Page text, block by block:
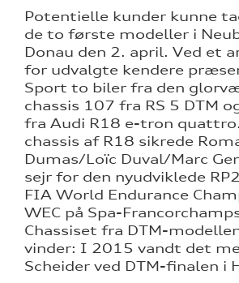
Potentielle kunder kunne
de to første modeller i
Donau den 2. april. Ved et
for udvalgte kendere
Sport to biler fra den
chassis 107 fra RS 5 DTM
fra Audi R18 e-tron
chassis af R18 sikrede
Dumas/Loïc Duval/Marc
sejr for den nyudviklede
FIA World Endurance
WEC på Spa-
Chassiset fra DTM-
vinder: I 2015 vandt det
Scheider ved DTM-finalen i